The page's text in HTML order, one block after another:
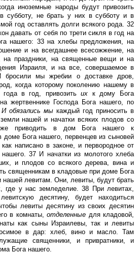
иноземные народы будут привозить
субботу, не брать у них в субботу и в
год оставлять долги всякого рода. 32
давать от себя по трети сикля в год на
нашего: 33 на хлебы предложения, на
и на всегдашнее всесожжение, на
на праздники, на священные вещи и на
Израиля, и на все, совершаемое в
мы жребии о доставке дров,
когда которому поколению нашему в
в год, привозить их к дому Бога
жертвеннике Господа Бога нашего, по
И обязались мы каждый год приносить в
нашей и начатки всяких плодов со
приводить в дом Бога нашего к
Бога нашего, первенцев из сыновей
написано в законе, и первородное от
нашего. 37 И начатки из молотого хлеба
и плодов со всякого дерева, вина и
священникам в кладовые при доме Бога
нашей левитам. Они, левиты, будут брать
где у нас земледелие. 38 При левитах,
десятину, будет находиться
левиты десятину из своих десятин
в комнаты, отделенные для кладовой,
как сыны Израилевы, так и левиты
в дар: хлеб, вино и масло. Там
священники, и привратники, и
Бога нашего.